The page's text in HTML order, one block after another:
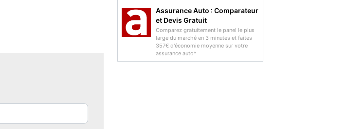
Assurance Auto : Comparateur
et Devis Gratuit
Comparez gratuitement le panel le plus
large du marché en 3 minutes et faites
357€ d'économie moyenne sur votre
assurance auto*